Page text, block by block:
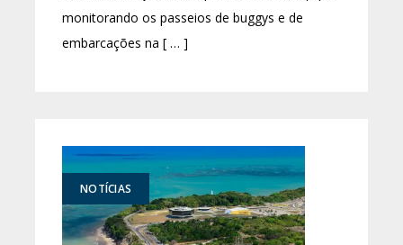
monitorando os passeios de buggys e de
embarcações na [ … ]
NOTÍCIAS